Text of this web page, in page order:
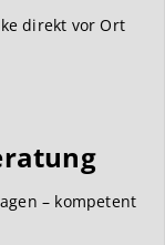
direkt vor Ort
– kompetent